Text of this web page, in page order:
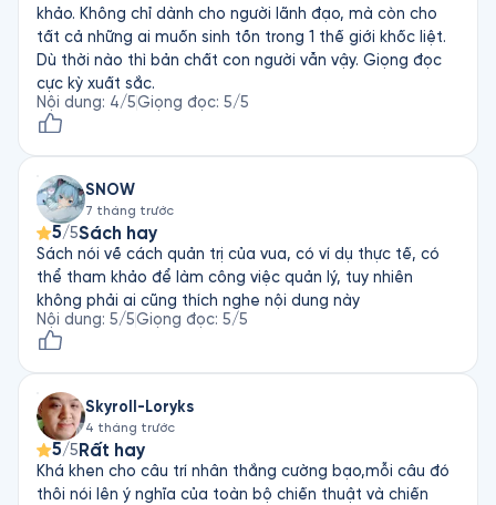
khảo. Không chỉ dành cho người lãnh đạo, mà còn cho
tất cả những ai muốn sinh tồn trong 1 thế giới khốc liệt.
Dù thời nào thì bản chất con người vẫn vậy. Giọng đọc
cực kỳ xuất sắc.
Nội dung: 4/5Giọng đọc: 5/5
SNOW
7 tháng trước
5/5Sách hay
Sách nói về cách quản trị của vua, có ví dụ thực tế, có
thể tham khảo để làm công việc quản lý, tuy nhiên
không phải ai cũng thích nghe nội dung này
Nội dung: 5/5Giọng đọc: 5/5
Skyroll-Loryks
4 tháng trước
5/5 Rất hay
Khá khen cho câu trí nhân thắng cường bạo,mỗi câu đó
thôi nói lên ý nghĩa của toàn bộ chiến thuật và chiến